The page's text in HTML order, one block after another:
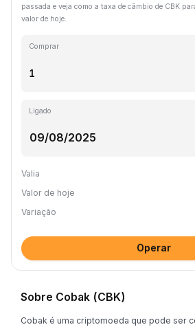
passada e veja como a taxa de câmbio de CBK
valor de hoje.
Comprar
Ligado
Valia
Valor de hoje
Variação
Operar
Sobre Cobak (CBK)
Cobak é uma criptomoeda que pode ser